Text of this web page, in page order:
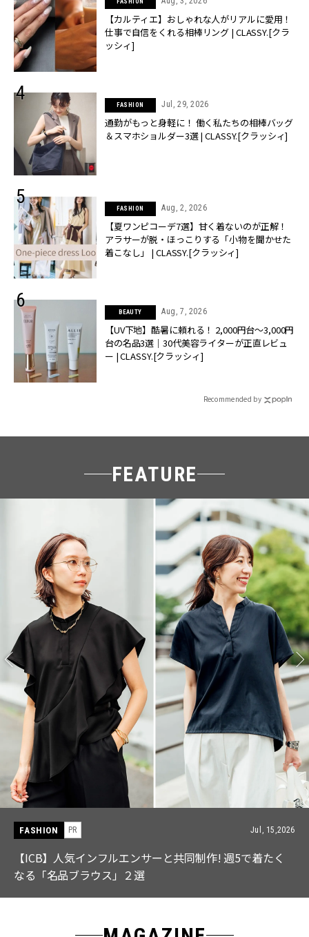
【カルティエ】おしゃれな人がリアルに愛用！
仕事で自信をくれる相棒リング | CLASSY.[クラ
ッシィ]
FASHION Jul, 29, 2026
通勤がもっと身軽に！ 働く私たちの相棒バッグ
＆スマホショルダー3選 | CLASSY.[クラッシィ]
FASHION Aug, 2, 2026
【夏ワンピコーデ7選】甘く着ないのが正解！
アラサーが脱・ほっこりする「小物を聞かせた
着こなし」 | CLASSY.[クラッシィ]
BEAUTY Aug, 7, 2026
【UV下地】酷暑に頼れる！ 2,000円台〜3,000円
台の名品3選｜30代美容ライターが正直レビュ
ー | CLASSY.[クラッシィ]
Recommended by
FEATURE
FASHION PR Jul, 15,2026
【ICB】人気インフルエンサーと共同制作! 週5で着たく
なる「名品ブラウス」２選